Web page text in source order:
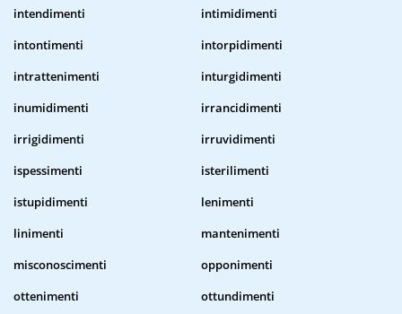
intendimenti
intimidimenti
intontimenti
intorpidimenti
intrattenimenti
inturgidimenti
inumidimenti
irrancidimenti
irrigidimenti
irruvidimenti
ispessimenti
isterilimenti
istupidimenti
lenimenti
linimenti
mantenimenti
misconoscimenti
opponimenti
ottenimenti
ottundimenti